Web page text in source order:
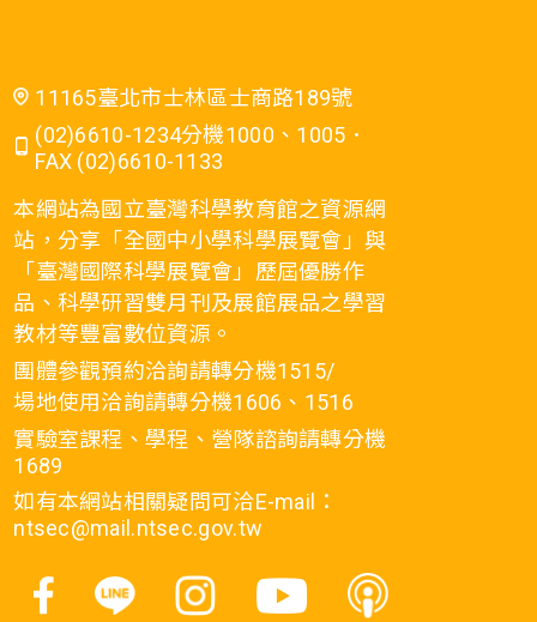
11165臺北市士林區士商路189號
(02)6610-1234分機1000、1005．
FAX (02)6610-1133
本網站為國立臺灣科學教育館之資源網
站，分享「全國中小學科學展覽會」與
「臺灣國際科學展覽會」歷屆優勝作
品、科學研習雙月刊及展館展品之學習
教材等豐富數位資源。
團體參觀預約洽詢請轉分機1515/
場地使用洽詢請轉分機1606、1516
實驗室課程、學程、營隊諮詢請轉分機
1689
如有本網站相關疑問可洽E-mail：
ntsec@mail.ntsec.gov.tw